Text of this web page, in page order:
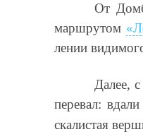
От
маршрутом
лении
Далее,
перевал:
скалистая